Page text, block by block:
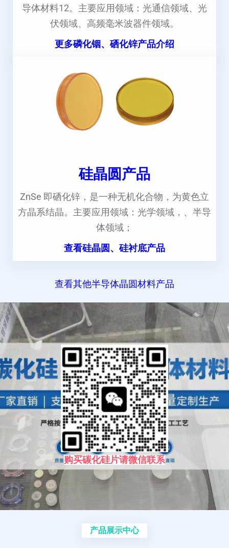
导体材料12。主要应用领域：光通信领域、光
伏领域、高频毫米波器件领域。
更多磷化铟、硒化锌产品介绍
硅晶圆产品
ZnSe 即硒化锌，是一种无机化合物，为黄色立
方晶系结晶。主要应用领域：光学领域，、半导
体领域；
查看硅晶圆、硅衬底产品
查看其他半导体晶圆材料产品
购买碳化硅片请微信联系
产品展示中心